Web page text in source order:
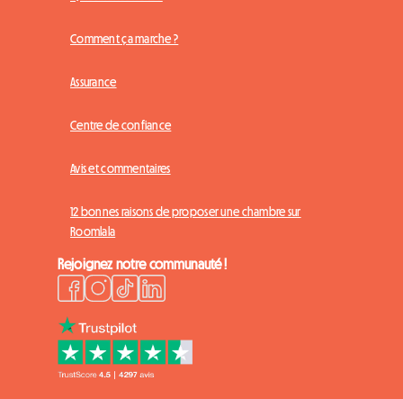
Comment ça marche ?
Assurance
Centre de confiance
Avis et commentaires
12 bonnes raisons de proposer une chambre sur
Roomlala
Rejoignez notre communauté !